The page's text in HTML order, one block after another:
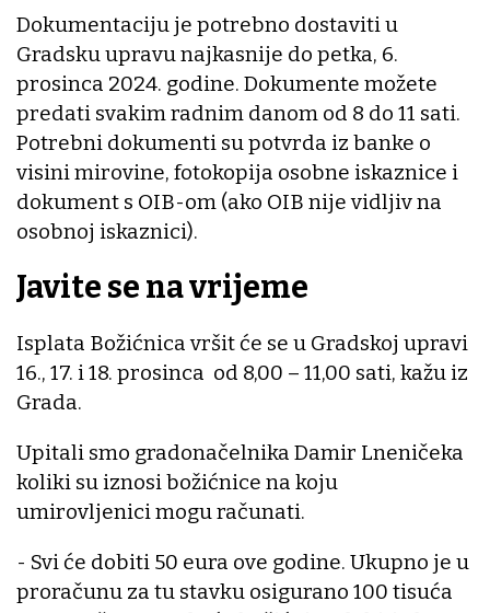
Dokumentaciju je potrebno dostaviti u
Gradsku upravu najkasnije do petka, 6.
prosinca 2024. godine. Dokumente možete
predati svakim radnim danom od 8 do 11 sati.
Potrebni dokumenti su potvrda iz banke o
visini mirovine, fotokopija osobne iskaznice i
dokument s OIB-om (ako OIB nije vidljiv na
osobnoj iskaznici).
Javite se na vrijeme
Isplata Božićnica vršit će se u Gradskoj upravi
16., 17. i 18. prosinca od 8,00 – 11,00 sati, kažu iz
Grada.
Upitali smo gradonačelnika Damir Lneničeka
koliki su iznosi božićnice na koju
umirovljenici mogu računati.
- Svi će dobiti 50 eura ove godine. Ukupno je u
proračunu za tu stavku osigurano 100 tisuća